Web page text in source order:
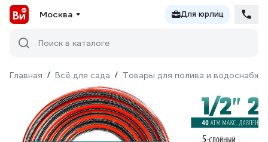
Москва Для юрлиц
Поиск в каталоге
Главная / Всё для сада / Товары для полива и